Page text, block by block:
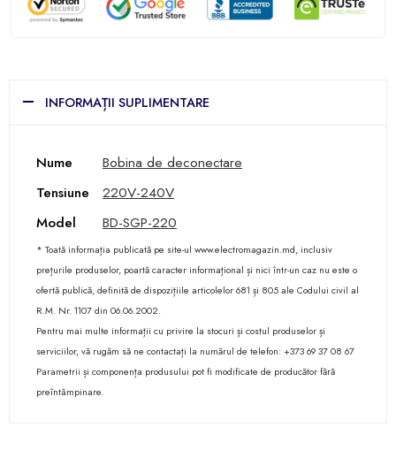
INFORMAȚII SUPLIMENTARE
Nume
Bobina de deconectare
Tensiune
220V-240V
Model
BD-SGP-220
* Toată informația publicată pe site-ul www.electromagazin.md, inclusiv
prețurile produselor, poartă caracter informațional și nici într-un caz nu este o
ofertă publică, definită de dispozițiile articolelor 681 și 805 ale Codului civil al
R.M. Nr. 1107 din 06.06.2002.
Pentru mai multe informații cu privire la stocuri și costul produselor și
serviciilor, vă rugăm să ne contactați la numărul de telefon: +373 69 37 08 67
Parametrii și componența produsului pot fi modificate de producător fără
preîntâmpinare.